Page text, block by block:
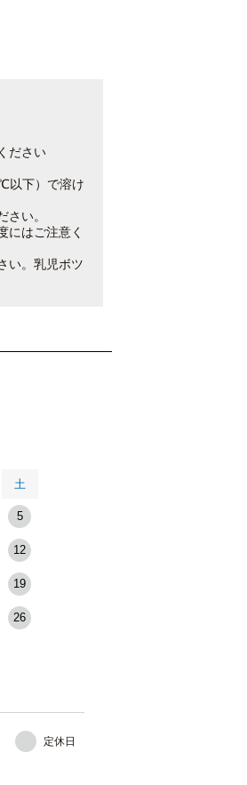
ださい
以下）で溶け
い。
にはご注意く
い。乳児ボツ
土
5
12
19
26
定休日